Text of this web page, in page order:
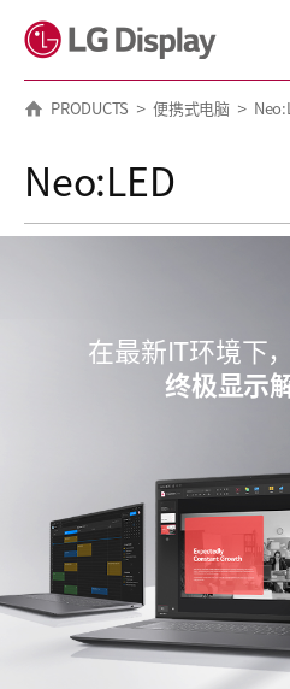
PRODUCTS 便携式电脑
Neo:LED
在最新IT环境下
终极显示